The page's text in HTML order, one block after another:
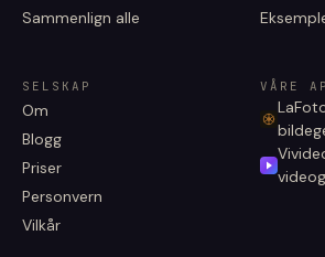
Sammenlign alle
SELSKAP
Om
Blogg
Priser
Personvern
Vilkår
VÅRE